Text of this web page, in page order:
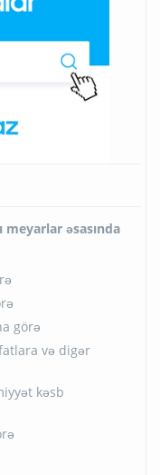
əsasında
görə
və digər
kəsb